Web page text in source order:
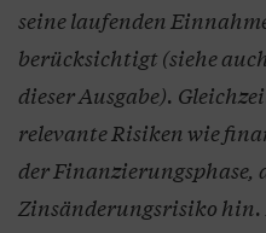
seine laufenden
berücksichtigt (siehe
dieser Ausgabe).
relevante Risiken wie
der Finanzierungsphase,
Zinsänderungsrisiko